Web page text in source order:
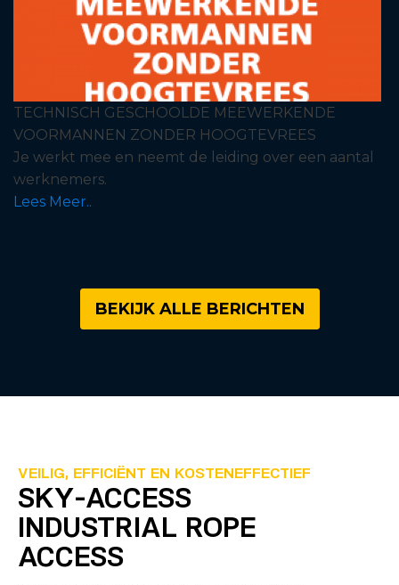
TECHNISCH GESCHOOLDE MEEWERKENDE
VOORMANNEN ZONDER HOOGTEVREES
Je werkt mee en neemt de leiding over een aantal
werknemers.
Lees Meer..
BEKIJK ALLE BERICHTEN
VEILIG, EFFICIËNT EN KOSTENEFFECTIEF
SKY-ACCESS
INDUSTRIAL ROPE
ACCESS